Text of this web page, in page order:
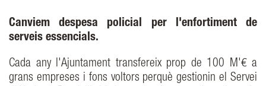
Canviem despesa policial per l'enfortiment de
serveis essencials.
Cada any l'Ajuntament transfereix prop de 100 M'€ a
grans empreses i fons voltors perquè gestionin el Servei